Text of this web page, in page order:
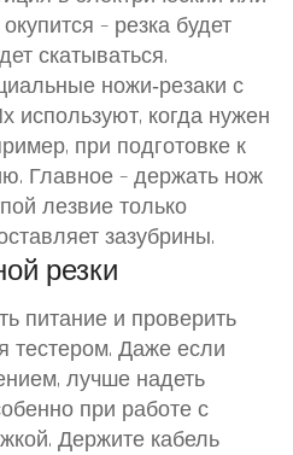
– резка будет
скатываться.
ножи‑резаки с
используют, когда нужен
при подготовке к
Главное – держать нож
лезвие только
зазубрины.
резки
питание и проверить
тестером. Даже если
лучше надеть
при работе с
Держите кабель